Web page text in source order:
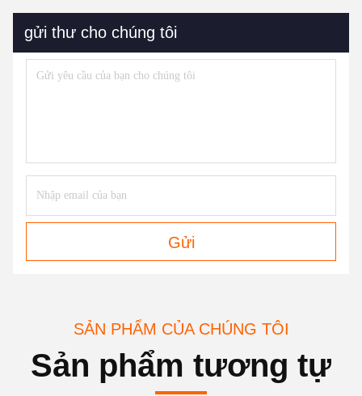
gửi thư cho chúng tôi
Gửi
SẢN PHẨM CỦA CHÚNG TÔI
Sản phẩm tương tự